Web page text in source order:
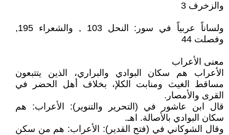
والزخرف 3
ولساناً عربياً في سور: النحل 103 , والشعراء 195,
وفصلت 44
معنى الأعراب
الأعراب هم سكان البوادي والبراري، الذين يتتبعون
مساقط الغيث ومنابت الكلإ، بخلاف أهل الحضر في
القرى والأمصار.
قال ابن عاشور في (التحرير والتنوير): الأعراب: هم
سكان البوادي بالأصالة. اهـ.
وقال الشوكاني في (فتح القدير): الأعراب: هم من سكن